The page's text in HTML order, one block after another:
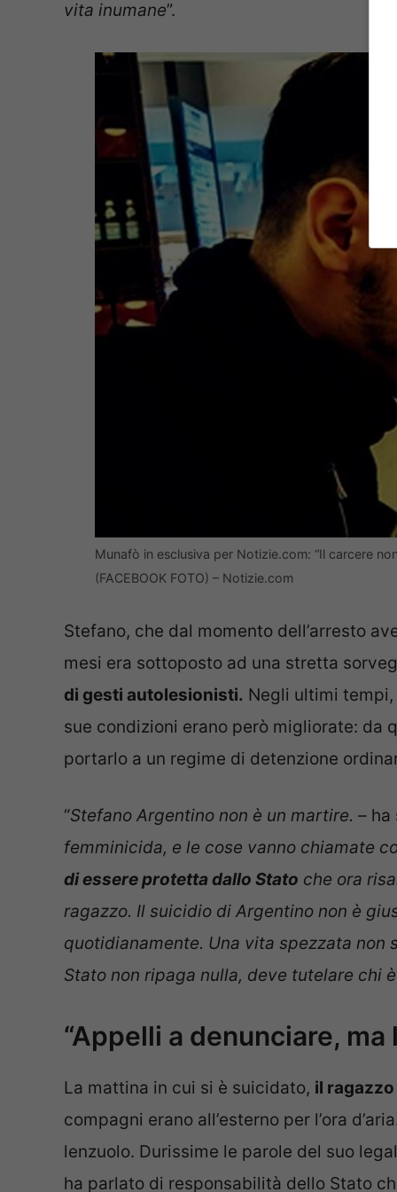
vita inumane”.
Munafò in esclusiva per Notizie.com: “Il carcere
(FACEBOOK FOTO) – Notizie.com
Stefano, che dal momento dell’arresto
mesi era sottoposto ad una stretta
di gesti autolesionisti. Negli ultimi
sue condizioni erano però migliorate: da
portarlo a un regime di detenzione
“Stefano Argentino non è un martire. – ha
femminicida, e le cose vanno chiamate
di essere protetta dallo Stato che ora
ragazzo. Il suicidio di Argentino non è
quotidianamente. Una vita spezzata
Stato non ripaga nulla, deve tutelare chi
“Appelli a denunciare,
La mattina in cui si è suicidato, il
compagni erano all’esterno per l’ora
lenzuolo. Durissime le parole del suo
ha parlato di responsabilità dello Stato